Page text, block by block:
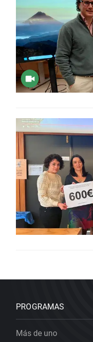
PROGRAMAS
Más de uno